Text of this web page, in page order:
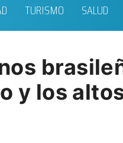
TURISMO SALUD
y los